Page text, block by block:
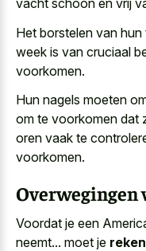
vacht schoon en vrij
Het borstelen van
week is van cruciaal
voorkomen.
Hun nagels moeten
om te voorkomen dat
oren vaak te
voorkomen.
Overwegingen
Voordat je een
neemt... moet je